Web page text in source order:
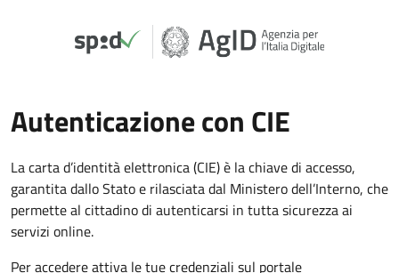
Autenticazione con CIE
La carta d’identità elettronica (CIE) è la chiave di accesso,
garantita dallo Stato e rilasciata dal Ministero dell’Interno, che
permette al cittadino di autenticarsi in tutta sicurezza ai
servizi online.
Per accedere attiva le tue credenziali sul portale